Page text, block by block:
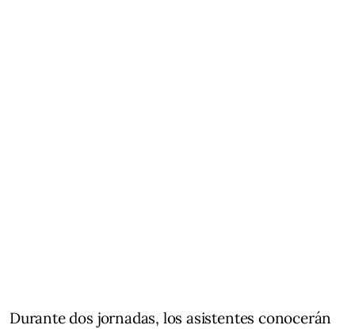
Durante dos jornadas, los asistentes conocerán